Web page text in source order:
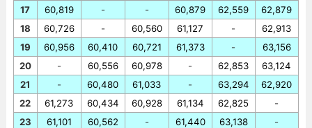
17
18
19
20
21
22
23
60,819
60,726
60,956
-
-
61,273
61,101
-
-
60,410
60,556
60,480
60,434
60,562
-
60,560
60,721
60,978
61,033
60,928
-
60,879
61,127
61,373
-
-
61,134
61,440
62,559
-
-
62,853
63,294
62,825
63,138
62,879
62,913
63,156
63,124
62,920
-
-